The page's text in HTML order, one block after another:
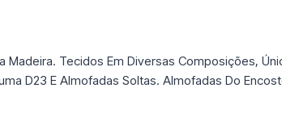
Tecidos Em Diversas Composições,
D23 E Almofadas Soltas. Almofadas Do